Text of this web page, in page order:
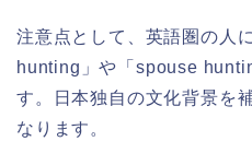
注意点として、英語圏の人
hunting」や「spouse
す。日本独自の文化背景を
なります。